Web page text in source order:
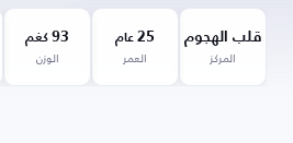
قلب الهجوم
المركز
25 عام
العمر
93 كغم
الوزن